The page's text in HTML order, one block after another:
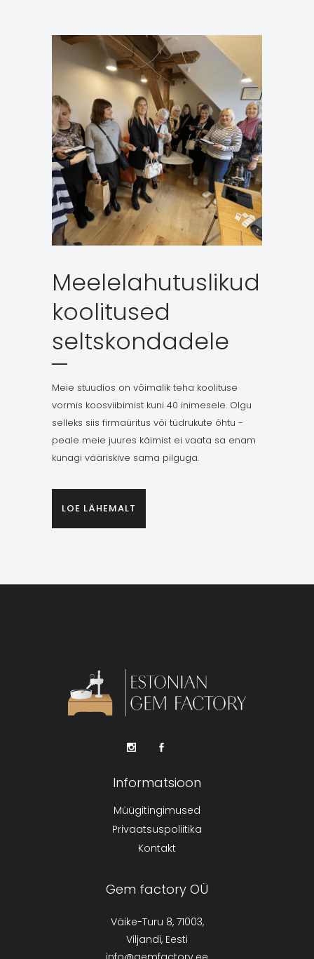
Meelelahutuslikud
koolitused
seltskondadele
Meie stuudios on võimalik teha koolituse
vormis koosviibimist kuni 40 inimesele. Olgu
selleks siis firmaüritus või tüdrukute õhtu -
peale meie juures käimist ei vaata sa enam
kunagi vääriskive sama pilguga.
LOE LÄHEMALT
Informatsioon
Müügitingimused
Privaatsuspoliitika
Kontakt
Gem factory OÜ
Väike-Turu 8, 71003,
Viljandi, Eesti